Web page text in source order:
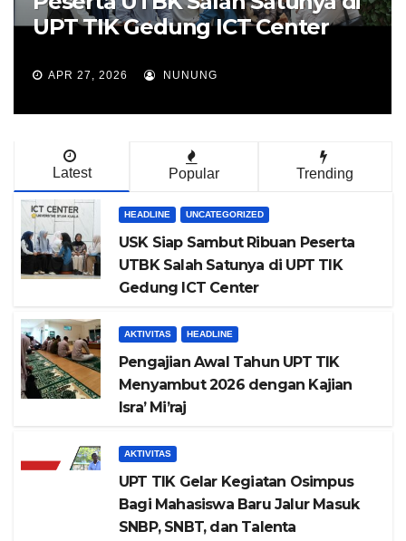
UPT TIK Gedung ICT Center
APR 27, 2026 NUNUNG
Latest Popular Trending
HEADLINE UNCATEGORIZED
USK Siap Sambut Ribuan Peserta
UTBK Salah Satunya di UPT TIK
Gedung ICT Center
AKTIVITAS HEADLINE
Pengajian Awal Tahun UPT TIK
Menyambut 2026 dengan Kajian
Isra’ Mi’raj
AKTIVITAS
UPT TIK Gelar Kegiatan Osimpus
Bagi Mahasiswa Baru Jalur Masuk
SNBP, SNBT, dan Talenta